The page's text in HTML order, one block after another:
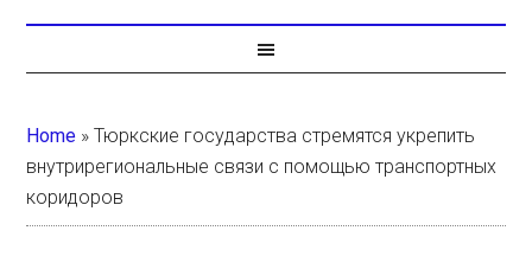
Home »Тюркские государства стремятся укрепить
внутрирегиональные связи с помощью транспортных
коридоров